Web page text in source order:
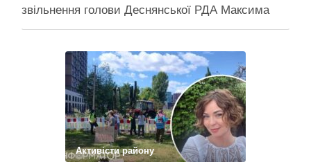
звільнення голови Деснянської РДА Максима
Бахматова Кличко написав листа прем'єрові
подання президентові на Бахматова, що
образив його заступницю Анну Старостенко
Міський голова Києва звернувся до
новопризначеного прем’єр-міністра, Сергія
Корецького, із листом-пропозицією щодо
звільнення “володаря …
Активісти району